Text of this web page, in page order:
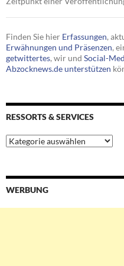
Finden Sie hier Erfassungen,
Erwähnungen und Präsenzen,
getwittertes, wir und Social-
Abzocknews.de unterstützen
RESSORTS & SERVICES
Ressorts
&
WERBUNG